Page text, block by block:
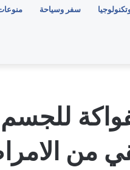
سفر وسياحة
من